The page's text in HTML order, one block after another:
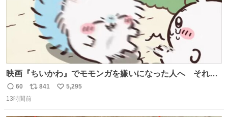
映画『ちいかわ』でモモンガを嫌いになった人へ それで
も愛される理由と可能性 kai-you.net/article/96186 『映画
ちいかわ 人魚の島のひみつ』を3回観て、原作も追ってい
返
信
60
リ
ポ
841
い
5,295
13時間前